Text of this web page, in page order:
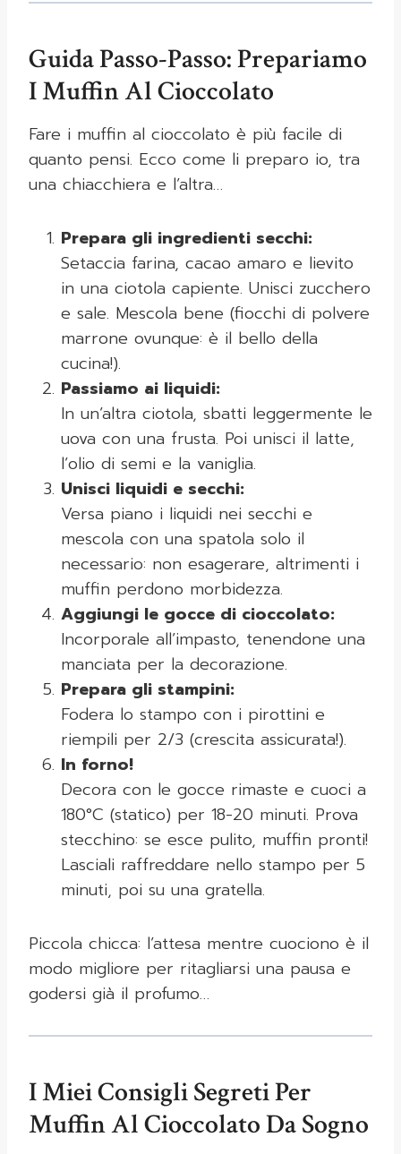
Guida Passo-Passo: Prepariamo
I Muffin Al Cioccolato
Fare i muffin al cioccolato è più facile di
quanto pensi. Ecco come li preparo io, tra
una chiacchiera e l’altra…
Prepara gli ingredienti secchi:
Setaccia farina, cacao amaro e lievito
in una ciotola capiente. Unisci zucchero
e sale. Mescola bene (fiocchi di polvere
marrone ovunque: è il bello della
cucina!).
Passiamo ai liquidi:
In un’altra ciotola, sbatti leggermente le
uova con una frusta. Poi unisci il latte,
l’olio di semi e la vaniglia.
Unisci liquidi e secchi:
Versa piano i liquidi nei secchi e
mescola con una spatola solo il
necessario: non esagerare, altrimenti i
muffin perdono morbidezza.
Aggiungi le gocce di cioccolato:
Incorporale all’impasto, tenendone una
manciata per la decorazione.
Prepara gli stampini:
Fodera lo stampo con i pirottini e
riempili per 2/3 (crescita assicurata!).
In forno!
Decora con le gocce rimaste e cuoci a
180°C (statico) per 18-20 minuti. Prova
stecchino: se esce pulito, muffin pronti!
Lasciali raffreddare nello stampo per 5
minuti, poi su una gratella.
Piccola chicca: l’attesa mentre cuociono è il
modo migliore per ritagliarsi una pausa e
godersi già il profumo…
I Miei Consigli Segreti Per
Muffin Al Cioccolato Da Sogno